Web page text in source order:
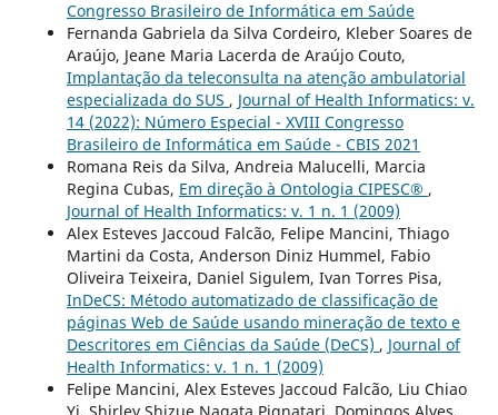
Congresso Brasileiro de Informática em Saúde
Fernanda Gabriela da Silva Cordeiro, Kleber Soares de
Araújo, Jeane Maria Lacerda de Araújo Couto,
Implantação da teleconsulta na atenção ambulatorial
especializada do SUS , Journal of Health Informatics: v.
14 (2022): Número Especial - XVIII Congresso
Brasileiro de Informática em Saúde - CBIS 2021
Romana Reis da Silva, Andreia Malucelli, Marcia
Regina Cubas, Em direção à Ontologia CIPESC® ,
Journal of Health Informatics: v. 1 n. 1 (2009)
Alex Esteves Jaccoud Falcão, Felipe Mancini, Thiago
Martini da Costa, Anderson Diniz Hummel, Fabio
Oliveira Teixeira, Daniel Sigulem, Ivan Torres Pisa,
InDeCS: Método automatizado de classificação de
páginas Web de Saúde usando mineração de texto e
Descritores em Ciências da Saúde (DeCS) , Journal of
Health Informatics: v. 1 n. 1 (2009)
Felipe Mancini, Alex Esteves Jaccoud Falcão, Liu Chiao